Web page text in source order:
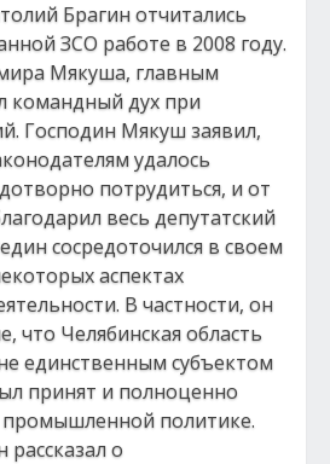
Брагин отчитались
ЗСО работе в 2008 году.
Мякуша, главным
командный дух при
Господин Мякуш заявил,
удалось
потрудиться, и от
весь депутатский
сосредоточился в своем
аспектах
В частности, он
что Челябинская область
единственным субъектом
принят и полноценно
промышленной политике.
о